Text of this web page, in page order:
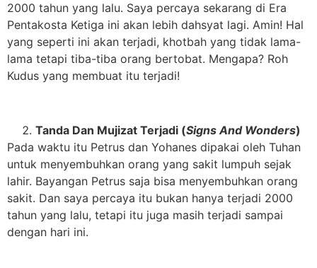
2000 tahun yang lalu. Saya percaya sekarang di Era
Pentakosta Ketiga ini akan lebih dahsyat lagi. Amin! Hal
yang seperti ini akan terjadi, khotbah yang tidak lama-
lama tetapi tiba-tiba orang bertobat. Mengapa? Roh
Kudus yang membuat itu terjadi!
Tanda Dan Mujizat Terjadi (Signs And Wonders)
Pada waktu itu Petrus dan Yohanes dipakai oleh Tuhan
untuk menyembuhkan orang yang sakit lumpuh sejak
lahir. Bayangan Petrus saja bisa menyembuhkan orang
sakit. Dan saya percaya itu bukan hanya terjadi 2000
tahun yang lalu, tetapi itu juga masih terjadi sampai
dengan hari ini.